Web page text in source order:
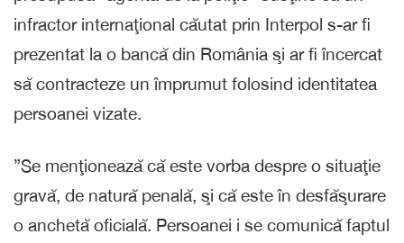
infractor internaţional căutat prin Interpol s-ar fi
prezentat la o bancă din România şi ar fi încercat
să contracteze un împrumut folosind identitatea
persoanei vizate.
”Se menţionează că este vorba despre o situaţie
gravă, de natură penală, şi că este în desfăşurare
o anchetă oficială. Persoanei i se comunică faptul